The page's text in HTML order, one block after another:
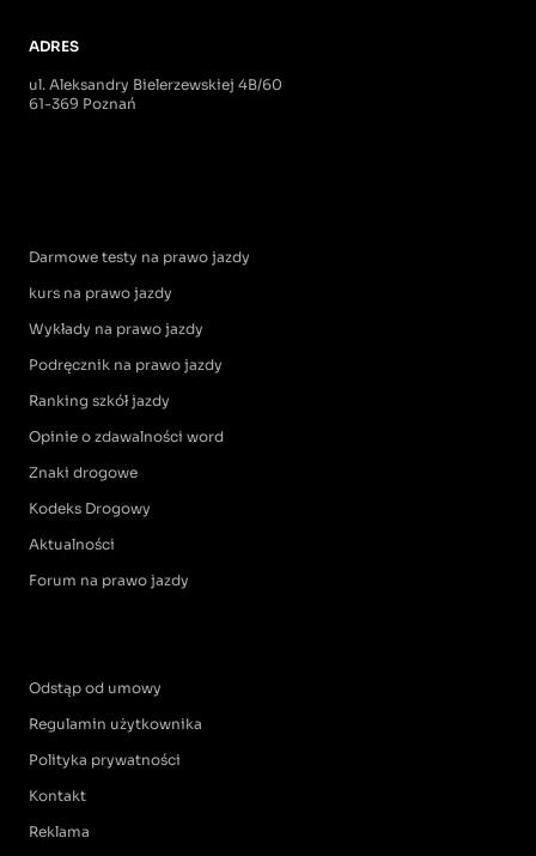
ADRES
ul. Aleksandry Bielerzewskiej 4B/60
61-369 Poznań
Darmowe testy na prawo jazdy
kurs na prawo jazdy
Wykłady na prawo jazdy
Podręcznik na prawo jazdy
Ranking szkół jazdy
Opinie o zdawalności word
Znaki drogowe
Kodeks Drogowy
Aktualności
Forum na prawo jazdy
Odstąp od umowy
Regulamin użytkownika
Polityka prywatności
Kontakt
Reklama